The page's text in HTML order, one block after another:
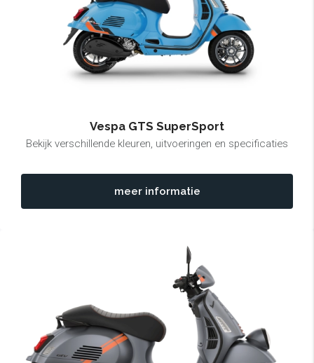
Vespa GTS SuperSport
Bekijk verschillende kleuren, uitvoeringen en specificaties
meer informatie